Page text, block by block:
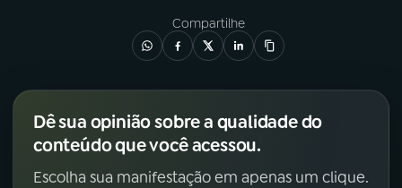
Compartilhe
Dê sua opinião sobre a qualidade do
conteúdo que você acessou.
Escolha sua manifestação em apenas um clique.